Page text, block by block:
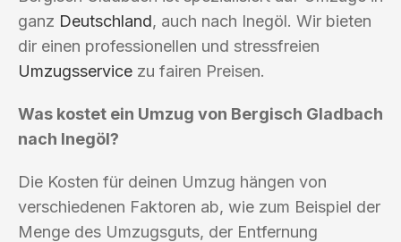
ganz Deutschland, auch nach Inegöl. Wir bieten
dir einen professionellen und stressfreien
Umzugsservice zu fairen Preisen.
Was kostet ein Umzug von Bergisch Gladbach
nach Inegöl?
Die Kosten für deinen Umzug hängen von
verschiedenen Faktoren ab, wie zum Beispiel der
Menge des Umzugsguts, der Entfernung